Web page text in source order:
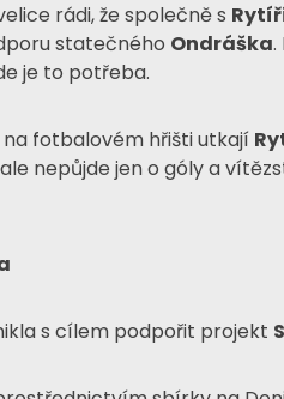
rádi, že společně s
statečného Ondráška
je to potřeba.
na fotbalovém hřišti utkají
nepůjde jen o góly a
s cílem podpořit projekt